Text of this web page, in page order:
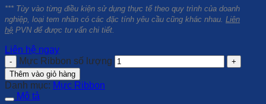
*** Tùy vào từng điều kiện sử dụng thực tế theo quy trình của doanh
nghiệp, loại tem nhãn có các đặc tính yêu cầu cũng khác nhau. Liên
hệ PVN để được tư vấn chi tiết.
Liên hệ ngay
Mực Ribbon số lượng
Thêm vào giỏ hàng
Danh mục: Mực Ribbon
Mô tả